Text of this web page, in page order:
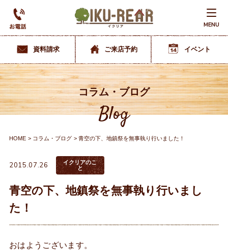
MENU
資料請求 ご来店予約 イベント
コラム・ブログ
Blog
HOME コラム・ブログ 青空の下、地鎮祭を無事執り行いました！
2015.07.26
イクリアのこ
と
青空の下、地鎮祭を無事執り行いまし
た！
おはようございます。